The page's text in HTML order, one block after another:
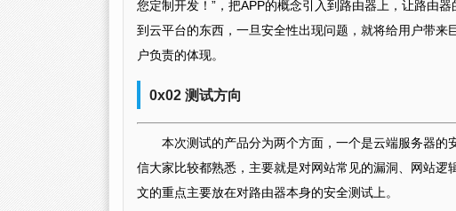
您定制开发！”，把APP的概念引入到路由器上，让路由
到云平台的东西，一旦安全性出现问题，就将给用户带
户负责的体现。
0x02 测试方向
本次测试的产品分为两个方面，一个是云端服务器
信大家比较都熟悉，主要就是对网站常见的漏洞、网站
文的重点主要放在对路由器本身的安全测试上。